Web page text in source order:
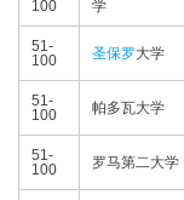
100 学
51-
100
圣保罗大学
51-
100
帕多瓦大学
51-
100
罗马第二大学